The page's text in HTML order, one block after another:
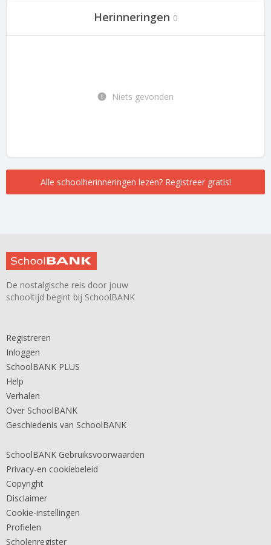
Herinneringen 0
Niets gevonden
Alle schoolherinneringen lezen? Registreer gratis!
De nostalgische reis door jouw
schooltijd begint bij SchoolBANK
Registreren
Inloggen
SchoolBANK PLUS
Help
Verhalen
Over SchoolBANK
Geschiedenis van SchoolBANK
SchoolBANK Gebruiksvoorwaarden
Privacy-en cookiebeleid
Copyright
Disclaimer
Cookie-instellingen
Profielen
Scholenregister